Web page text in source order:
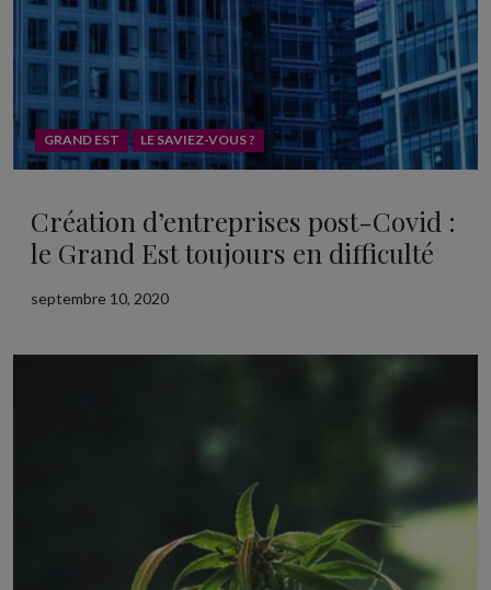
GRAND EST LE SAVIEZ-VOUS ?
Création d’entreprises post-Covid :
le Grand Est toujours en difficulté
septembre 10, 2020